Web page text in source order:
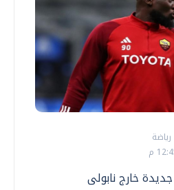
رياضة
خارج نابولى